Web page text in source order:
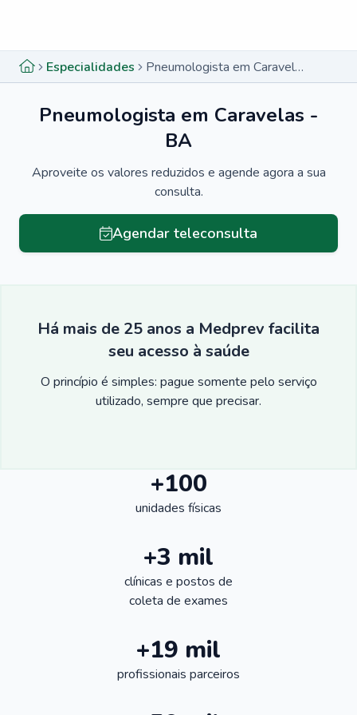
Especialidades Pneumologista em Caravelas - BA
Pneumologista em Caravelas -
BA
Aproveite os valores reduzidos e agende agora a sua
consulta.
Agendar teleconsulta
Há mais de 25 anos a Medprev facilita
seu acesso à saúde
O princípio é simples: pague somente pelo serviço
utilizado, sempre que precisar.
+100
unidades físicas
+3 mil
clínicas e postos de
coleta de exames
+19 mil
profissionais parceiros